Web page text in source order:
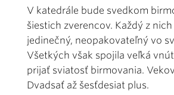
V katedrále bude svedkom
šiestich zverencov. Každý z nich
jedinečný, neopakovateľný vo
Všetkých však spojila veľká
prijať sviatosť birmovania.
Dvadsať až šesťdesiat plus.